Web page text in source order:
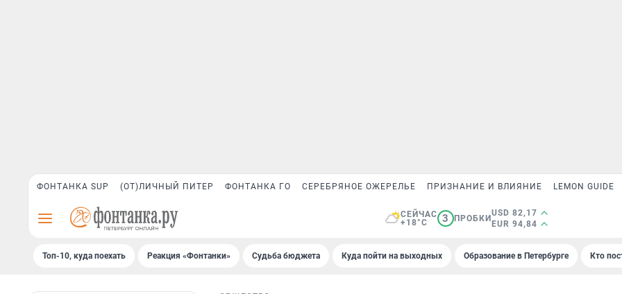
ФОНТАНКА SUP (ОТ)ЛИЧНЫЙ ПИТЕР ФОНТАНКА ГО СЕРЕБРЯНОЕ ОЖЕРЕЛЬЕ ПРИЗНАНИЕ И ВЛИЯНИЕ LEMON GUIDE
СЕЙЧАС
+18°C
3 ПРОБКИ
USD 82,17
EUR 94,84
Топ-10, куда поехать Реакция «Фонтанки» Судьба бюджета Куда пойти на выходных Образование в Петербурге Кто